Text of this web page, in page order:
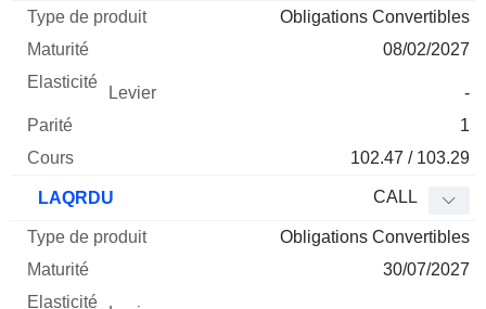
Obligations Convertibles
08/02/2027
-
1
102.47 / 103.29
LAQRDU CALL
Obligations Convertibles
30/07/2027